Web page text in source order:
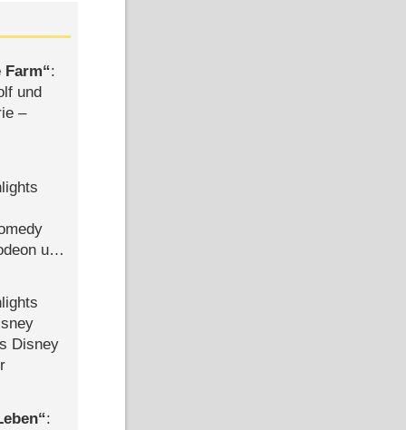
Farm :
und
–
und
Disney
: